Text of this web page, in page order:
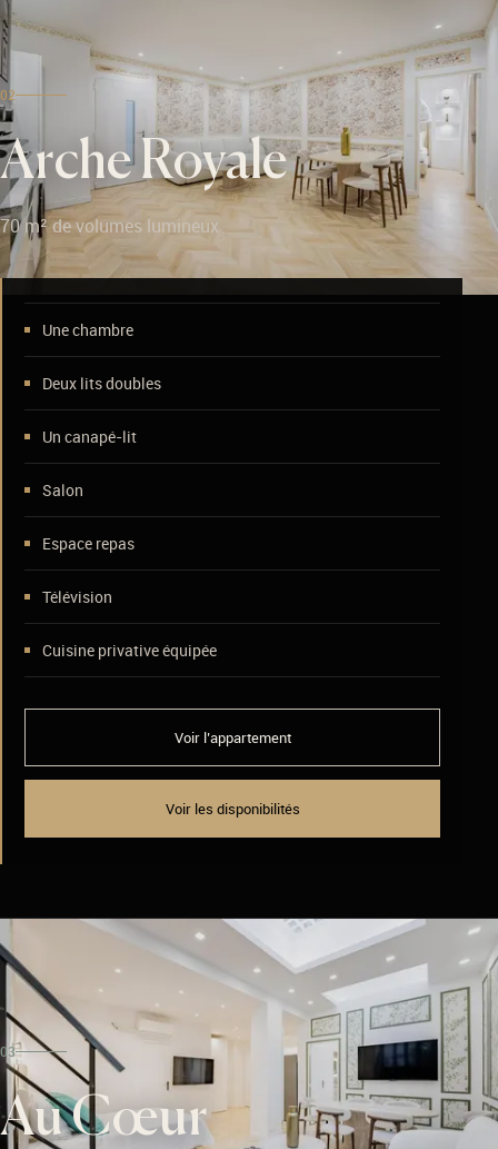
02
Arche Royale
70 m² de volumes lumineux
Une chambre
Deux lits doubles
Un canapé-lit
Salon
Espace repas
Télévision
Cuisine privative équipée
Voir l’appartement
Voir les disponibilités
03
Au Cœur